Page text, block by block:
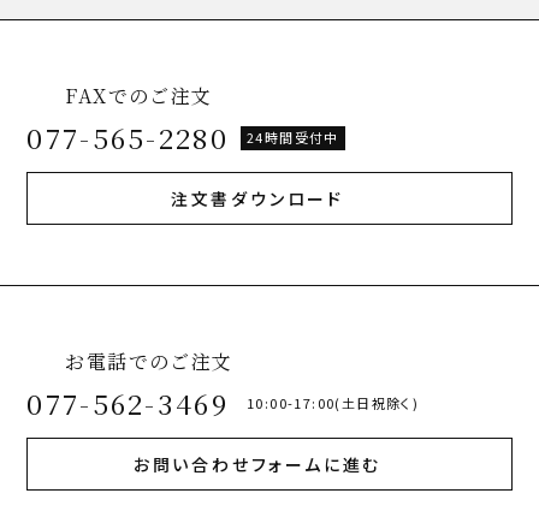
FAXでのご注文
077-565-2280 24時間受付中
注文書ダウンロード
お電話でのご注文
077-562-3469 10:00-17:00(土日祝除く)
お問い合わせフォームに進む